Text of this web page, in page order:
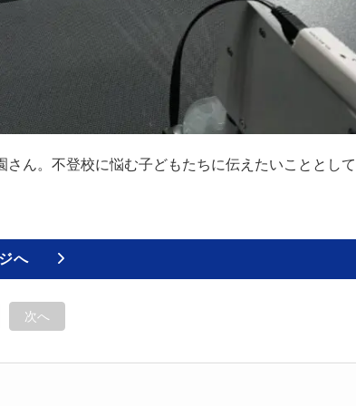
ん。不登校に悩む子どもたちに伝えたいこととし
へ
次へ